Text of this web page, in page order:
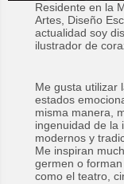
Residente en la
Artes, Diseño
actualidad soy
ilustrador de
Me gusta utilizar
estados
misma manera,
ingenuidad de la
modernos y
Me inspiran
germen o
como el teatro,